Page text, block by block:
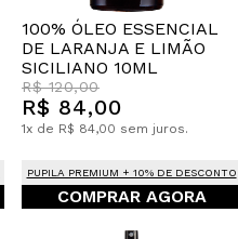
100% ÓLEO ESSENCIAL
DE LARANJA E LIMÃO
SICILIANO 10ML
R$ 120,00
R$ 84,00
1x de R$ 84,00 sem juros.
PUPILA PREMIUM + 10% DE DESCONTO
COMPRAR AGORA